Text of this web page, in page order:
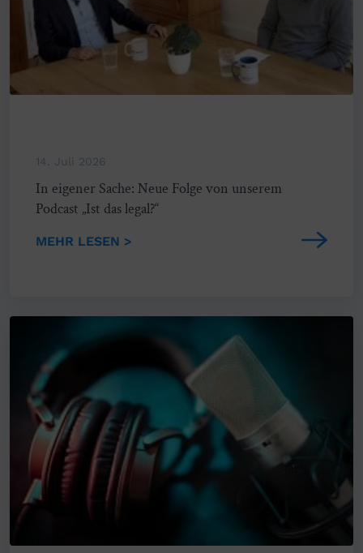
14. Juli 2026
In eigener Sache: Neue Folge von unserem
Podcast „Ist das legal?“
MEHR LESEN >